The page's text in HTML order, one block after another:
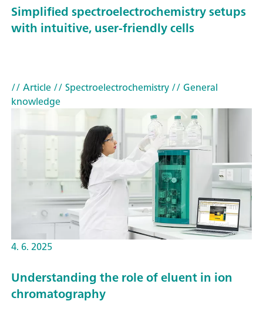
Simplified spectroelectrochemistry setups
with intuitive, user-friendly cells
// Article// Spectroelectrochemistry// General
knowledge
4. 6. 2025
Understanding the role of eluent in ion
chromatography